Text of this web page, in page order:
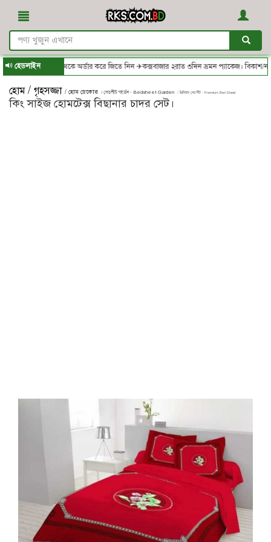
হেডলাইন- থেকে অর্ডার করে জিতে নিন ✈কক্সবাজার ২রাত ৩দিন ভ্রমন প্যাকেজ। বিকাশ/
হোম / গৃহসজ্জা / হোম ডেকোর / বেডশীট গার্ডেন - Bedsheet Garden / প্রিমিয়াম বেডশীট - Premium Bed Sheet
কিং সাইজ হোমটেক্স বিছানার চাদর সেট।